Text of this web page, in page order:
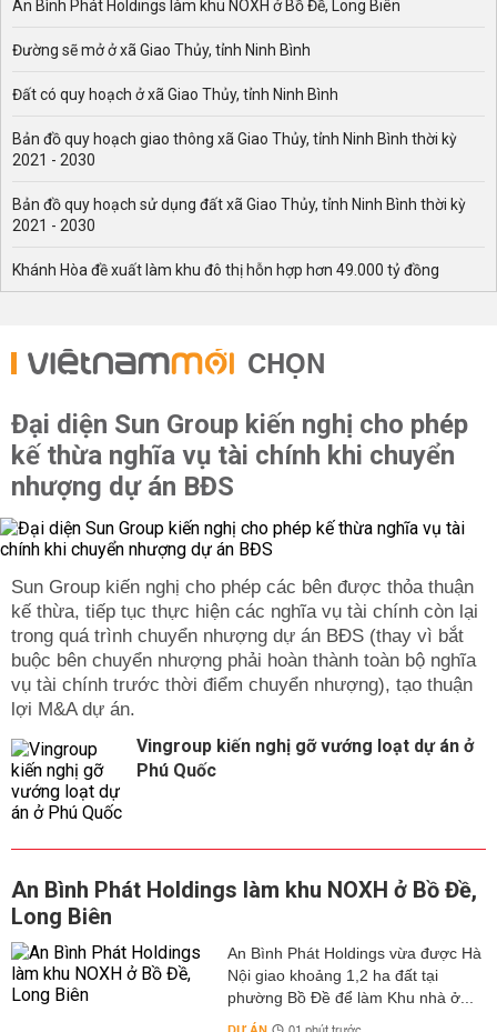
An Bình Phát Holdings làm khu NOXH ở Bồ Đề, Long Biên
Đường sẽ mở ở xã Giao Thủy, tỉnh Ninh Bình
Đất có quy hoạch ở xã Giao Thủy, tỉnh Ninh Bình
Bản đồ quy hoạch giao thông xã Giao Thủy, tỉnh Ninh Bình thời kỳ
2021 - 2030
Bản đồ quy hoạch sử dụng đất xã Giao Thủy, tỉnh Ninh Bình thời kỳ
2021 - 2030
Khánh Hòa đề xuất làm khu đô thị hỗn hợp hơn 49.000 tỷ đồng
CHỌN
Đại diện Sun Group kiến nghị cho phép
kế thừa nghĩa vụ tài chính khi chuyển
nhượng dự án BĐS
Sun Group kiến nghị cho phép các bên được thỏa thuận
kế thừa, tiếp tục thực hiện các nghĩa vụ tài chính còn lại
trong quá trình chuyển nhượng dự án BĐS (thay vì bắt
buộc bên chuyển nhượng phải hoàn thành toàn bộ nghĩa
vụ tài chính trước thời điểm chuyển nhượng), tạo thuận
lợi M&A dự án.
Vingroup kiến nghị gỡ vướng loạt dự án ở
Phú Quốc
An Bình Phát Holdings làm khu NOXH ở Bồ Đề,
Long Biên
An Bình Phát Holdings vừa được Hà
Nội giao khoảng 1,2 ha đất tại
phường Bồ Đề để làm Khu nhà ở...